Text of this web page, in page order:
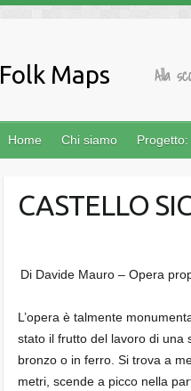
Folk Maps Alla
Home Chi siamo Progetto:
CASTELLO
Di Davide Mauro – Opera
L’opera è talmente
stato il frutto del lavoro di una
bronzo o in ferro. Si trova a
metri, scende a picco nella